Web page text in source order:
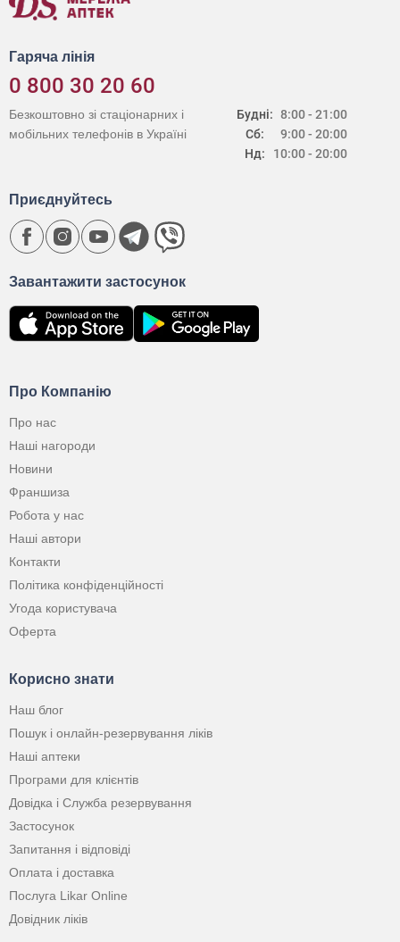
Гаряча лінія
0 800 30 20 60
Будні:
Сб:
Нд:
8:00 - 21:00
9:00 - 20:00
10:00 - 20:00
Безкоштовно зі стаціонарних і
мобільних телефонів в Україні
Про Компанію
Про нас
Наші нагороди
Новини
Франшиза
Робота у нас
Наші автори
Контакти
Політика конфіденційності
Угода користувача
Оферта
Корисно знати
Наш блог
Пошук і онлайн-резервування ліків
Наші аптеки
Програми для клієнтів
Довідка і Служба резервування
Застосунок
Запитання і відповіді
Оплата і доставка
Послуга Likar Online
Довідник ліків
Завантажити застосунок
Приєднуйтесь